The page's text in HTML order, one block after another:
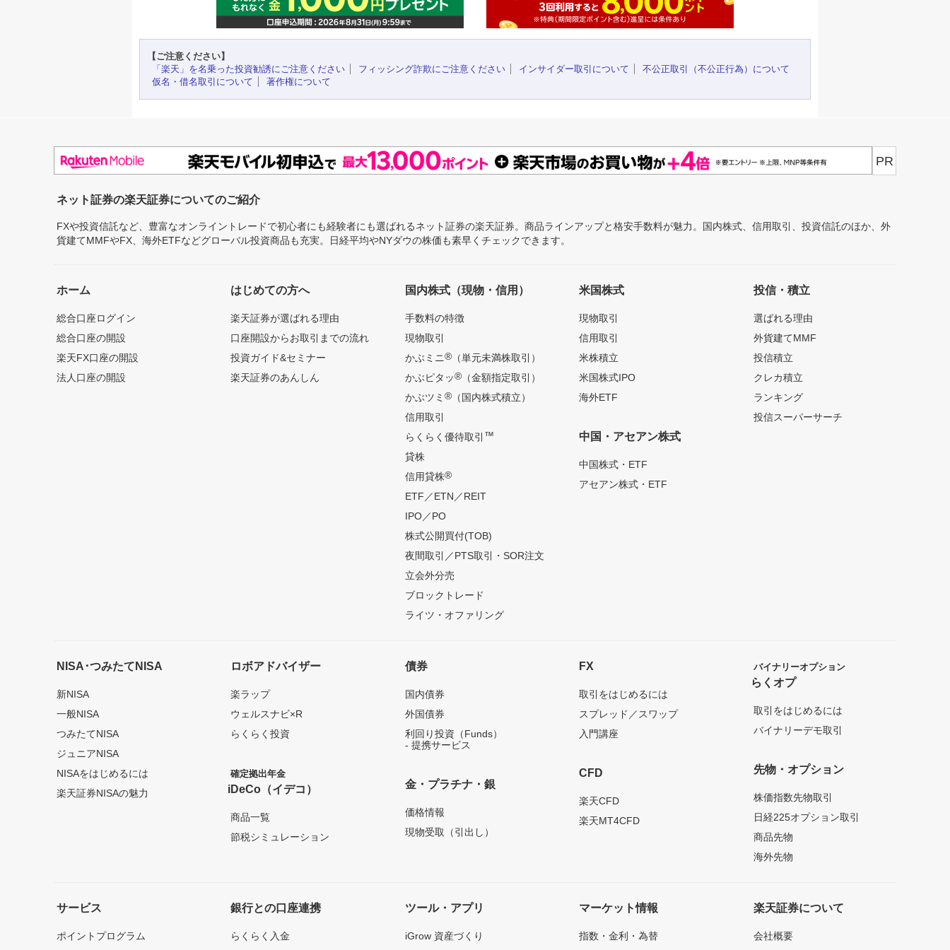
【ご注意ください】
「楽天」を名乗った投資勧誘にご注意ください
フィッシング詐欺にご注意ください インサイダー取引について
不公正取引（不公正行為）について
仮名・借名取引について
著作権について
PR
ネット証券の楽天証券についてのご紹介
FXや投資信託など、豊富なオンライントレードで初心者にも経験者にも選ばれるネット証券の楽天証券。商品ラインアップと格安手数料が魅力。国内株式、信用取引、投資信託のほか、外
貨建てMMFやFX、海外ETFなどグローバル投資商品も充実。日経平均やNYダウの株価も素早くチェックできます。
ホーム
総合口座ログイン
総合口座の開設
楽天FX口座の開設
法人口座の開設
はじめての方へ
楽天証券が選ばれる理由
口座開設からお取引までの流れ
投資ガイド&セミナー
楽天証券のあんしん
国内株式（現物・信用）
手数料の特徴
現物取引
かぶミニ®（単元未満株取引）
かぶピタッ®（金額指定取引）
かぶツミ ®（国内株式積立）
信用取引
らくらく優待取引 ™
貸株
信用貸株®
ETF／ETN／REIT
IPO／PO
株式公開買付(TOB)
夜間取引／PTS取引・SOR注文
立会外分売
ブロックトレード
ライツ・オファリング
米国株式
現物取引
信用取引
米株積立
米国株式IPO
海外ETF
中国・アセアン株式
中国株式・ETF
アセアン株式・ETF
投信・積立
選ばれる理由
外貨建てMMF
投信積立
クレカ積立
ランキング
投信スーパーサーチ
NISA･つみたてNISA
新NISA
一般NISA
つみたてNISA
ジュニアNISA
NISAをはじめるには
楽天証券NISAの魅力
ロボアドバイザー
楽ラップ
ウェルスナビ×R
らくらく投資
確定拠出年金
iDeCo（イデコ）
商品一覧
節税シミュレーション
債券
国内債券
外国債券
利回り投資（Funds）
- 提携サービス
金・プラチナ・銀
価格情報
現物受取（引出し）
FX
取引をはじめるには
スプレッド／スワップ
入門講座
CFD
楽天CFD
楽天MT4CFD
バイナリーオプション
らくオプ
取引をはじめるには
バイナリーデモ取引
先物・オプション
株価指数先物取引
日経225オプション取引
商品先物
海外先物
サービス
ポイントプログラム
銀行との口座連携
らくらく入金
ツール・アプリ
iGrow 資産づくり
マーケット情報
指数・金利・為替
楽天証券について
会社概要